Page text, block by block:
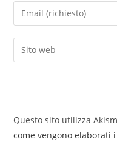
Questo sito utilizza
come vengono elaborati